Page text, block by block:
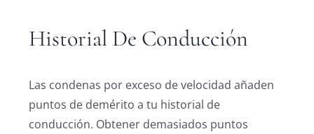
Historial De Conducción
Las condenas por exceso de velocidad añaden
puntos de demérito a tu historial de
conducción. Obtener demasiados puntos